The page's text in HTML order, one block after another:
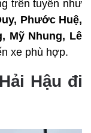
trên tuyến như
Phước Huệ,
Mỹ Nhung, Lê
xe phù hợp.
Hậu đi